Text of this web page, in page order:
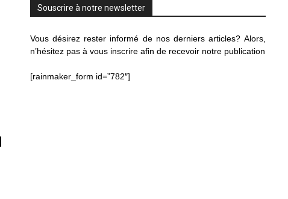
Souscrire à notre newsletter
Vous désirez rester informé de nos derniers articles? Alors,
n’hésitez pas à vous inscrire afin de recevoir notre publication
[rainmaker_form id=”782″]